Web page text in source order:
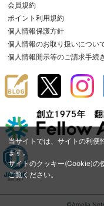
当サイトでは、サイトの利
ます。
サイトのクッキー(Cookie)の
ご覧ください。
会員規約
ポイント利用規約
個人情報保護方針
個人情報のお取り扱いについ
個人情報開示等のご請求手続
©Amelia